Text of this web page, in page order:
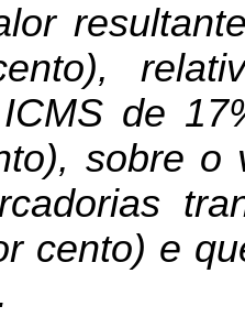
de
sobre o
cento) e